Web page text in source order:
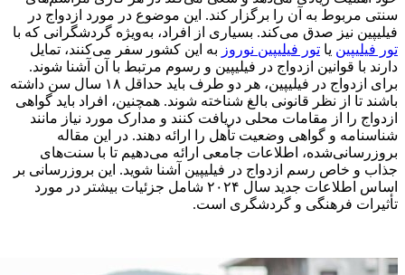
سنتی مربوط به آن را برگزار کند. این موضوع در مورد ازدواج در
فیلیپین نیز صدق می‌کند. بسیاری از افراد، به‌ویژه گردشگرانی که با
تور فیلیپین یا تور فیلیپین نوروز به این کشور سفر می‌کنند، تمایل
دارند با قوانین ازدواج در فیلیپین و رسوم مرتبط با آن آشنا شوند.
برای ازدواج در فیلیپین، هر دو طرف باید حداقل ۱۸ سال سن داشته
باشند تا از نظر قانونی بالغ شناخته شوند. همچنین، افراد باید گواهی
ازدواج را از مقامات محلی دریافت کنند و مدارک مورد نیاز مانند
شناسنامه و گواهی وضعیت تأهل را ارائه دهند. در این مقاله
بروزرسانی‌شده، اطلاعات جامعی ارائه می‌دهیم تا با سنت‌های
جذاب و خاص رسم ازدواج در فیلیپین آشنا شوید. این بروزرسانی بر
اساس اطلاعات جدید سال ۲۰۲۴ شامل جزئیات بیشتر در مورد
تأثیرات فرهنگی و گردشگری است.